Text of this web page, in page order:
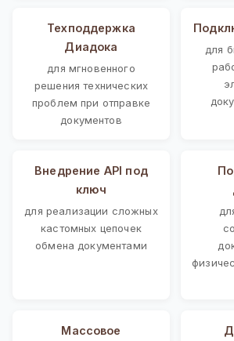
Техподдержка
Диадока
для мгновенного
решения технических
проблем при отправке
документов
для
Внедрение API под
ключ
для реализации сложных
кастомных цепочек
обмена документами
Массовое